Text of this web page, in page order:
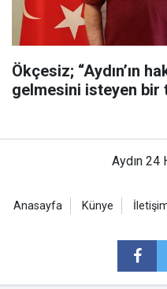
Ökçesiz; “Aydın’ın
gelmesini isteyen bir
Aydın
Anasayfa Künye